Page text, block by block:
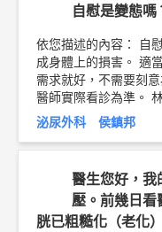
自慰是變態
依您描述的內容： 自
成身體上的損害。 適
需求就好，不需要刻
醫師實際看診為準。
鎮邦 醫師簡介 ►
w.wen8health.com/
泌尿外科 侯鎮邦
醫生您好，我
壓。前幾日看
胱已粗糙化（老化